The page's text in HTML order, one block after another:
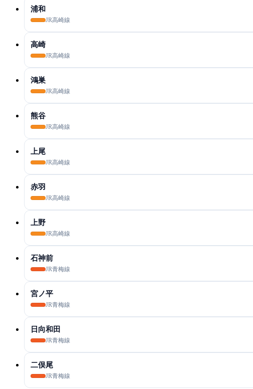
浦和
JR高崎線
高崎
JR高崎線
鴻巣
JR高崎線
熊谷
JR高崎線
上尾
JR高崎線
赤羽
JR高崎線
上野
JR高崎線
石神前
JR青梅線
宮ノ平
JR青梅線
日向和田
JR青梅線
二俣尾
JR青梅線